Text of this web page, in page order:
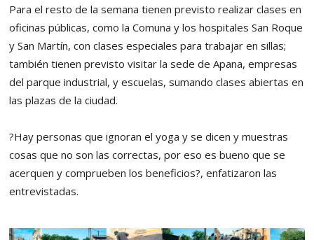
Para el resto de la semana tienen previsto realizar clases en
oficinas públicas, como la Comuna y los hospitales San Roque
y San Martín, con clases especiales para trabajar en sillas;
también tienen previsto visitar la sede de Apana, empresas
del parque industrial, y escuelas, sumando clases abiertas en
las plazas de la ciudad.
?Hay personas que ignoran el yoga y se dicen y muestras
cosas que no son las correctas, por eso es bueno que se
acerquen y comprueben los beneficios?, enfatizaron las
entrevistadas.